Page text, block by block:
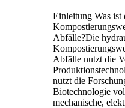
Einleitung Was ist
Abfälle?Die
Abfälle nutzt die
nutzt die
Biotechnologie
mechanische,